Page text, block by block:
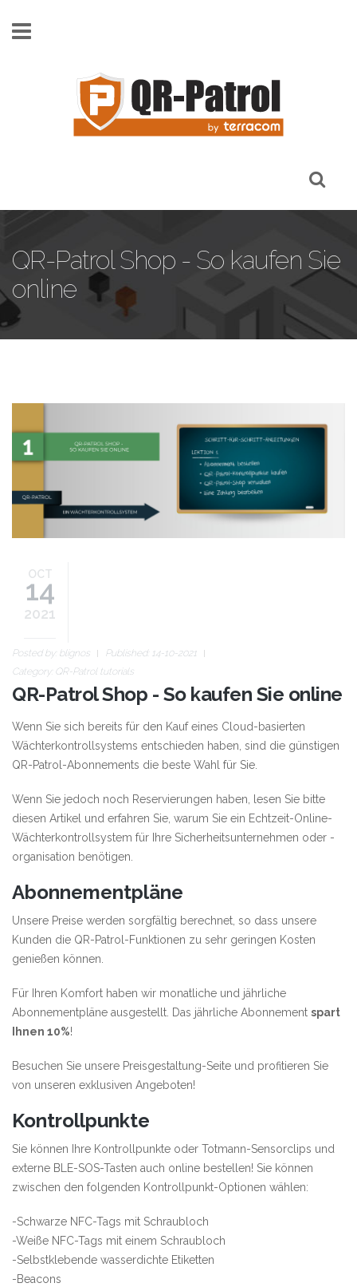
QR-Patrol Shop - So kaufen Sie
online
how-to-guides-de-1.jpg
OCT
14
2021
Posted by: blignos
Published: 14-10-2021
Category: QR-Patrol tutorials
QR-Patrol Shop - So kaufen Sie online
Wenn Sie sich bereits für den Kauf eines Cloud-basierten
Wächterkontrollsystems entschieden haben, sind die günstigen
QR-Patrol-Abonnements die beste Wahl für Sie.
Wenn Sie jedoch noch Reservierungen haben, lesen Sie bitte
diesen Artikel und erfahren Sie, warum Sie ein Echtzeit-Online-
Wächterkontrollsystem für Ihre Sicherheitsunternehmen oder -
organisation benötigen.
Abonnementpläne
Unsere Preise werden sorgfältig berechnet, so dass unsere
Kunden die QR-Patrol-Funktionen zu sehr geringen Kosten
genießen können.
Für Ihren Komfort haben wir monatliche und jährliche
Abonnementpläne ausgestellt. Das jährliche Abonnement spart
Ihnen 10%!
Besuchen Sie unsere Preisgestaltung-Seite und profitieren Sie
von unseren exklusiven Angeboten!
Kontrollpunkte
Sie können Ihre Kontrollpunkte oder Totmann-Sensorclips und
externe BLE-SOS-Tasten auch online bestellen! Sie können
zwischen den folgenden Kontrollpunkt-Optionen wählen:
-Schwarze NFC-Tags mit Schraubloch
-Weiße NFC-Tags mit einem Schraubloch
-Selbstklebende wasserdichte Etiketten
-Beacons